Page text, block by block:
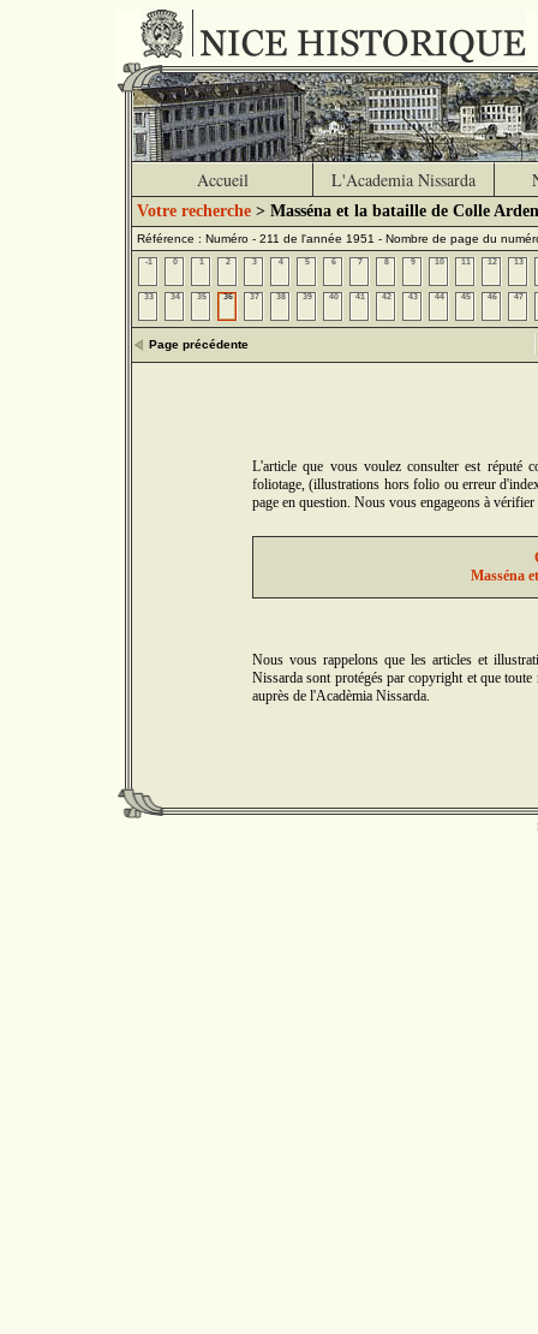
Accueil L'Academia Nissarda
Votre recherche > Masséna et la bataille de Colle
Référence : Numéro - 211 de l'année 1951 - Nombre de page du
-1 0 1 2 3 4 5 6 7 8 9 10 11 12 13
33 34 35 36 37 38 39 40 41 42 43 44 45 46 47
Page précédente
L'article que vous voulez consulter est réputé
foliotage, (illustrations hors folio ou erreur
page en question. Nous vous engageons à
Masséna
Nous vous rappelons que les articles et
Nissarda sont protégés par copyright et que
auprès de l'Acadèmia Nissarda.